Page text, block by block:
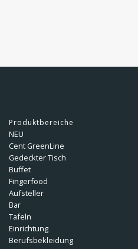
Produktbereiche
NEU
Cent GreenLine
Gedeckter Tisch
Buffet
Fingerfood
Aufsteller
Bar
Tafeln
Einrichtung
Berufsbekleidung